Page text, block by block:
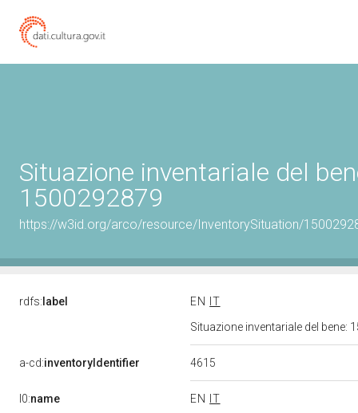
Situazione inventariale del
1500292879
https://w3id.org/arco/resource/InventorySituation/
rdfs: label EN
IT
Situazione inventariale del bene:
a-cd:inventoryIdentifier 4615
l0:name EN
IT